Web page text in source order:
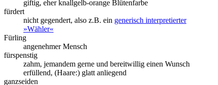
giftig, eher knallgelb-orange Blütenfarbe
fürdert
nicht gegendert, also z.B. ein generisch interpretierter
»Wähler«
Fürling
angenehmer Mensch
fürspenstig
zahm, jemandem gerne und bereitwillig einen Wunsch
erfüllend, (Haare:) glatt anliegend
ganzseiden